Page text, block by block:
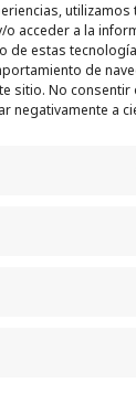
acceder a la
de estas
de
sitio. No consentir
negativamente a
ropa y enseres.
biodevas.org